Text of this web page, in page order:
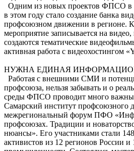
Одним из новых проектов ФПСО в
в этом году стало создание банка
профсоюзном движении в регионе.
мероприятие записывается на
создаются тематические
активная работа с видеохостингом
НУЖНА ЕДИНАЯ
Работая с внешними СМИ и
профсоюза, нельзя забывать и о
среды ФПСО проводит много
Самарский институт профсоюзного
межрегиональный форум ПФО
профсоюзах. Традиции и
нюансы». Его участниками стали
активистов из 12 регионов России и